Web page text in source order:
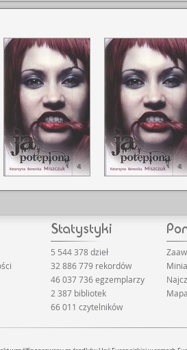
5 544 378 dzieł
32 886 779 rekordów
46 037 736 egzemplarzy
2 387 bibliotek
66 011 czytelników